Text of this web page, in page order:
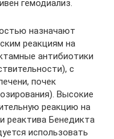
гемодиализ.
назначают
реакциям на
антибиотики
с
почек
Высокие
реакцию на
реактива Бенедикта
использовать